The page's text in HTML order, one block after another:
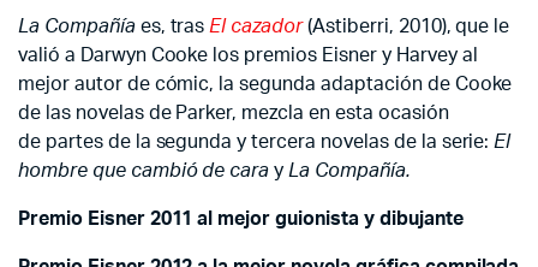
La Compañíaes, tras El cazador (Astiberri, 2010), que le
valió a Darwyn Cooke los premios Eisner y Harvey al
mejor autor de cómic, la segunda adaptación de Cooke
de las novelas de Parker, mezcla en esta ocasión
de partes de la segunda y tercera novelas de la serie: El
hombre que cambió de cara y La Compañía.
Premio Eisner 2011 al mejor guionista y dibujante